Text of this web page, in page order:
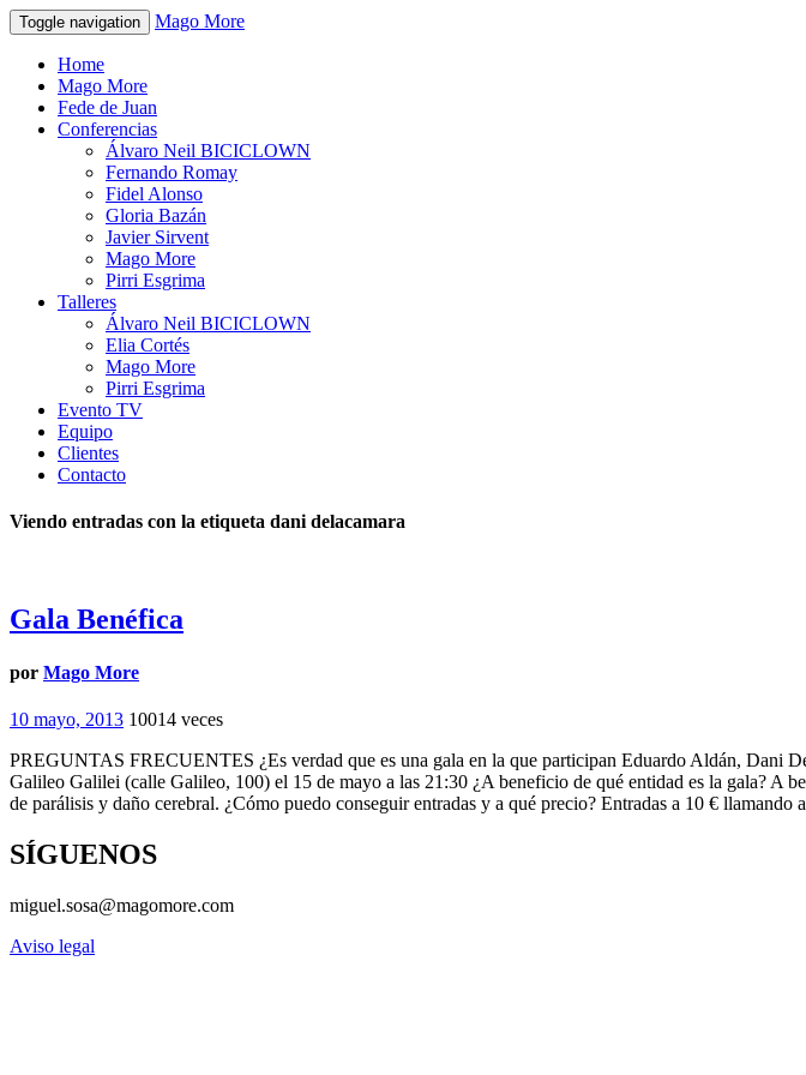
Toggle navigation Mago More
Home
Mago More
Fede de Juan
Conferencias
Álvaro Neil BICICLOWN
Fernando Romay
Fidel Alonso
Gloria Bazán
Javier Sirvent
Mago More
Pirri Esgrima
Talleres
Álvaro Neil BICICLOWN
Elia Cortés
Mago More
Pirri Esgrima
Evento TV
Equipo
Clientes
Contacto
Viendo entradas con la etiqueta dani delacamara
Gala Benéfica
por Mago More
10 mayo, 2013 10014 veces
PREGUNTAS FRECUENTES ¿Es verdad que es una gala en la que participan Eduardo Aldán, Dani
Galileo Galilei (calle Galileo, 100) el 15 de mayo a las 21:30 ¿A beneficio de qué entidad es la gala? A
de parálisis y daño cerebral. ¿Cómo puedo conseguir entradas y a qué precio? Entradas a 10 €
SÍGUENOS
miguel.sosa@magomore.com
Aviso legal